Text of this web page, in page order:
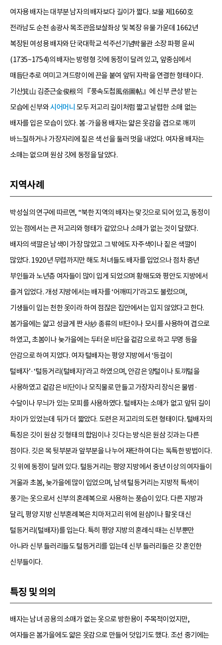
여자용 배자는 대부분 남자의 배자보다 길이가 짧다. 보물 제1660호
전라남도 순천 송광사 목조관음보살좌상 및 복장 유물 가운데 1662년
복장된 여성용 배자와 단국대학교 석주선기념박물관 소장 파평 윤씨
(1735~1754)의 배자는 방령형 깃에 동정이 달려 있고, 앞중심에서
매듭단추로 여미고 겨드랑이에 끈을 붙여 앞뒤 자락을 연결한 형태이다.
기산箕山 김준근金俊根의 『풍속도첩風俗圖帖』에 신부 큰상 받는
모습에 신부와시어머니 모두 저고리 길이처럼 짧고 날렵한 소매 없는
배자를 입은 모습이 있다. 봄·가을용 배자는 얇은 옷감을 겹으로 깨끼
바느질하거나 가장자리에 짙은 색 선을 둘러 멋을 내었다. 여자용 배자는
소매는 없으며 원삼 깃에 동정을 달았다.
지역사례
박성실의 연구에 따르면, “북한 지역의 배자는 맞깃으로 되어 있고, 동정이
있는 점에서는 큰 저고리와 형태가 같았으나 소매가 없는 것이 달랐다.
배자의 색깔은 남색이 가장 많았고 그 밖에도 자주색이나 짙은 색깔이
많았다. 1920년 무렵까지만 해도 처녀들도 배자를 입었으나 점차 중년
부인들과 노년층 여자들이 많이 입게 되었으며 황해도와 평안도 지방에서
즐겨 입었다. 개성 지방에서는 배자를 ‘어깨띠기’라고도 불렀으며,
기생들이 입는 천한 옷이라 하여 점잖은 집안에서는 입지 않았다고 한다.
봄가을에는 얇고 성글게 짠 사紗 종류의 비단이나 모시를 사용하여 겹으로
하였고, 초봄이나 늦가을에는 두터운 비단을 겉감으로 하고 무명 등을
안감으로 하여 지었다. 여자 털배자는 평양 지방에서 ‘등걸이
털배자’·‘털등거리(털배자)’라고 하였으며, 안감은 양털이나 토끼털을
사용하였고 겉감은 비단이나 모직물로 만들고 가장자리 장식은 물범·
수달이나 무늬가 있는 모피를 사용하였다. 털배자는 소매가 없고 앞뒤 길이
차이가 있었는데 뒤가 더 짧았다. 도련은 저고리의 도련 형태이다. 털배자의
특징은 깃이 원삼 깃 형태의 합임이나 깃 다는 방식은 원삼 깃과는 다른
점이다. 깃은 목 뒷부분과 앞부분을 나누어 재단하여 다는 독특한 방법이다.
깃 위에 동정이 달려 있다. 털등거리는 평양 지방에서 중년 이상의 여자들이
겨울과 초봄, 늦가을에 많이 입었으며, 남색 털등거리는 지방적 특색이
풍기는 옷으로서 신부의 혼례복으로 사용하는 풍습이 있다. 다른 지방과
달리, 평양 지방 신부혼례복은 치마저고리 위에 원삼이나 활옷 대신
털등거리(털배자)를 입는다. 특히 평양 지방의 혼례식 때는 신부뿐만
아니라 신부 들러리들도 털등거리를 입는데 신부 들러리들은 갓 혼인한
신부들이다.
특징 및 의의
배자는 남녀 공용의 소매가 없는 옷으로 방한용이 주목적이었지만,
여자들은 봄가을에도 얇은 옷감으로 만들어 덧입기도 했다. 조선 중기에는